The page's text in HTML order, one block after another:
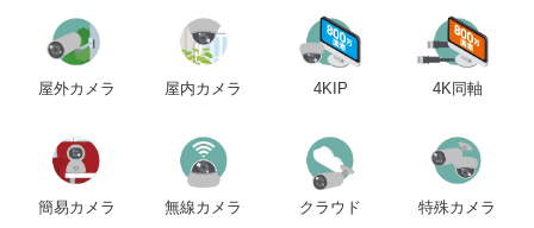
屋外カメラ 屋内カメラ 4KIP 4K同軸
簡易カメラ 無線カメラ クラウド 特殊カメラ